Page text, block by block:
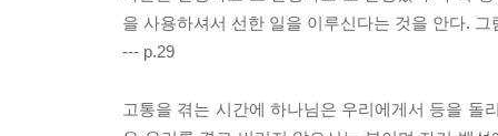
을 사용하셔서 선한 일을 이루신다는 것을 안다.
--- p.29
고통을 겪는 시간에 하나님은 우리에게서 등을 돌